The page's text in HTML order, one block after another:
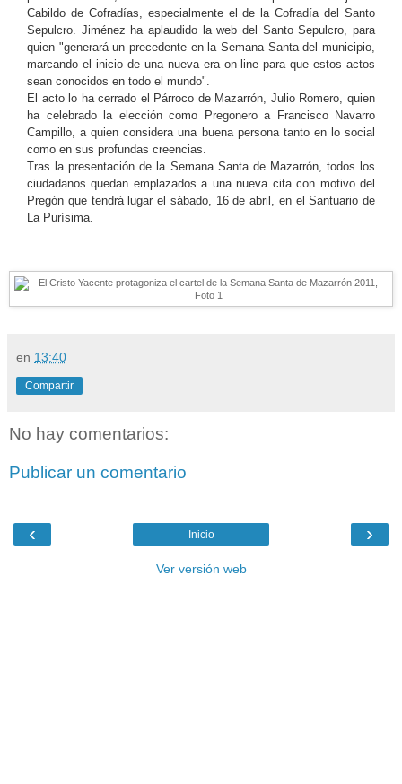
Cabildo de Cofradías, especialmente el de la Cofradía del Santo
Sepulcro. Jiménez ha aplaudido la web del Santo Sepulcro, para
quien "generará un precedente en la Semana Santa del municipio,
marcando el inicio de una nueva era on-line para que estos actos
sean conocidos en todo el mundo".
El acto lo ha cerrado el Párroco de Mazarrón, Julio Romero, quien
ha celebrado la elección como Pregonero a Francisco Navarro
Campillo, a quien considera una buena persona tanto en lo social
como en sus profundas creencias.
Tras la presentación de la Semana Santa de Mazarrón, todos los
ciudadanos quedan emplazados a una nueva cita con motivo del
Pregón que tendrá lugar el sábado, 16 de abril, en el Santuario de
La Purísima.
en 13:40
Compartir
No hay comentarios:
Publicar un comentario
‹ ›
Inicio
Ver versión web